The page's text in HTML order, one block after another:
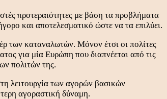
προτεραιότητες με βάση τα προβλήματα
και αποτελεσματικό ώστε να τα επιλύει.
των καταναλωτών. Μόνον έτσι οι πολίτες
για μία Ευρώπη που διαπνέεται από τις
πολιτών της.
λειτουργία των αγορών βασικών
αγοραστική δύναμη.